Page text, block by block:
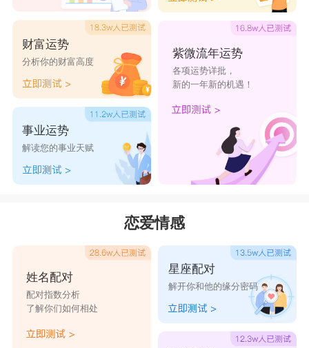
暄毅 丰毅
毅中
自毅 毅逸
毅皓
毅宁
毅菡 毅朋 毅韬
毅辉
毅诚 毅宾 毅腾
毅新
毅晟 毅睿 毅茗
财富运势
分析你的财富高度
事业运势
解读您的事业天赋
紫微流年运势
各项运势详批，
新的一年新的机遇！
恋爱情感
姓名配对
配对指数分析
了解你们如何相处
星座配对
解开你和他的缘分密码